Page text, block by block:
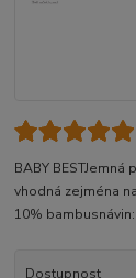
BABY
vhodná zejména
10%
Dostupnost